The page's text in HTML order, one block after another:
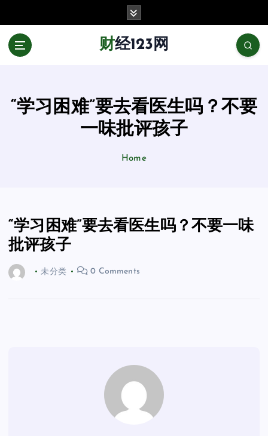
财经123网
“学习困难”要去看医生吗？不要
一味批评孩子
Home
“学习困难”要去看医生吗？不要一味
批评孩子
未分类 0 Comments